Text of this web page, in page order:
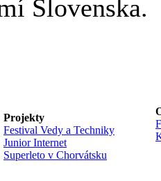
Slovenska.
Projekty
Festival Vedy a Techniky
Junior Internet
Superleto v Chorvátsku